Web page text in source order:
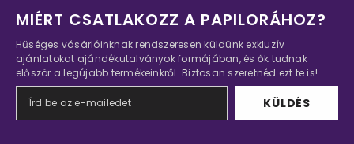
MIÉRT CSATLAKOZZ A PAPILORÁHOZ?
Hűséges vásárlóinknak rendszeresen küldünk exkluzív
ajánlatokat ajándékutalványok formájában, és ők tudnak
először a legújabb termékeinkről. Biztosan szeretnéd ezt te is!
KÜLDÉS